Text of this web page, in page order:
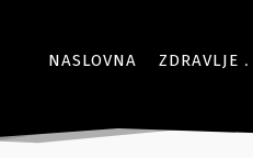
NASLOVNA ZDRAVLJE